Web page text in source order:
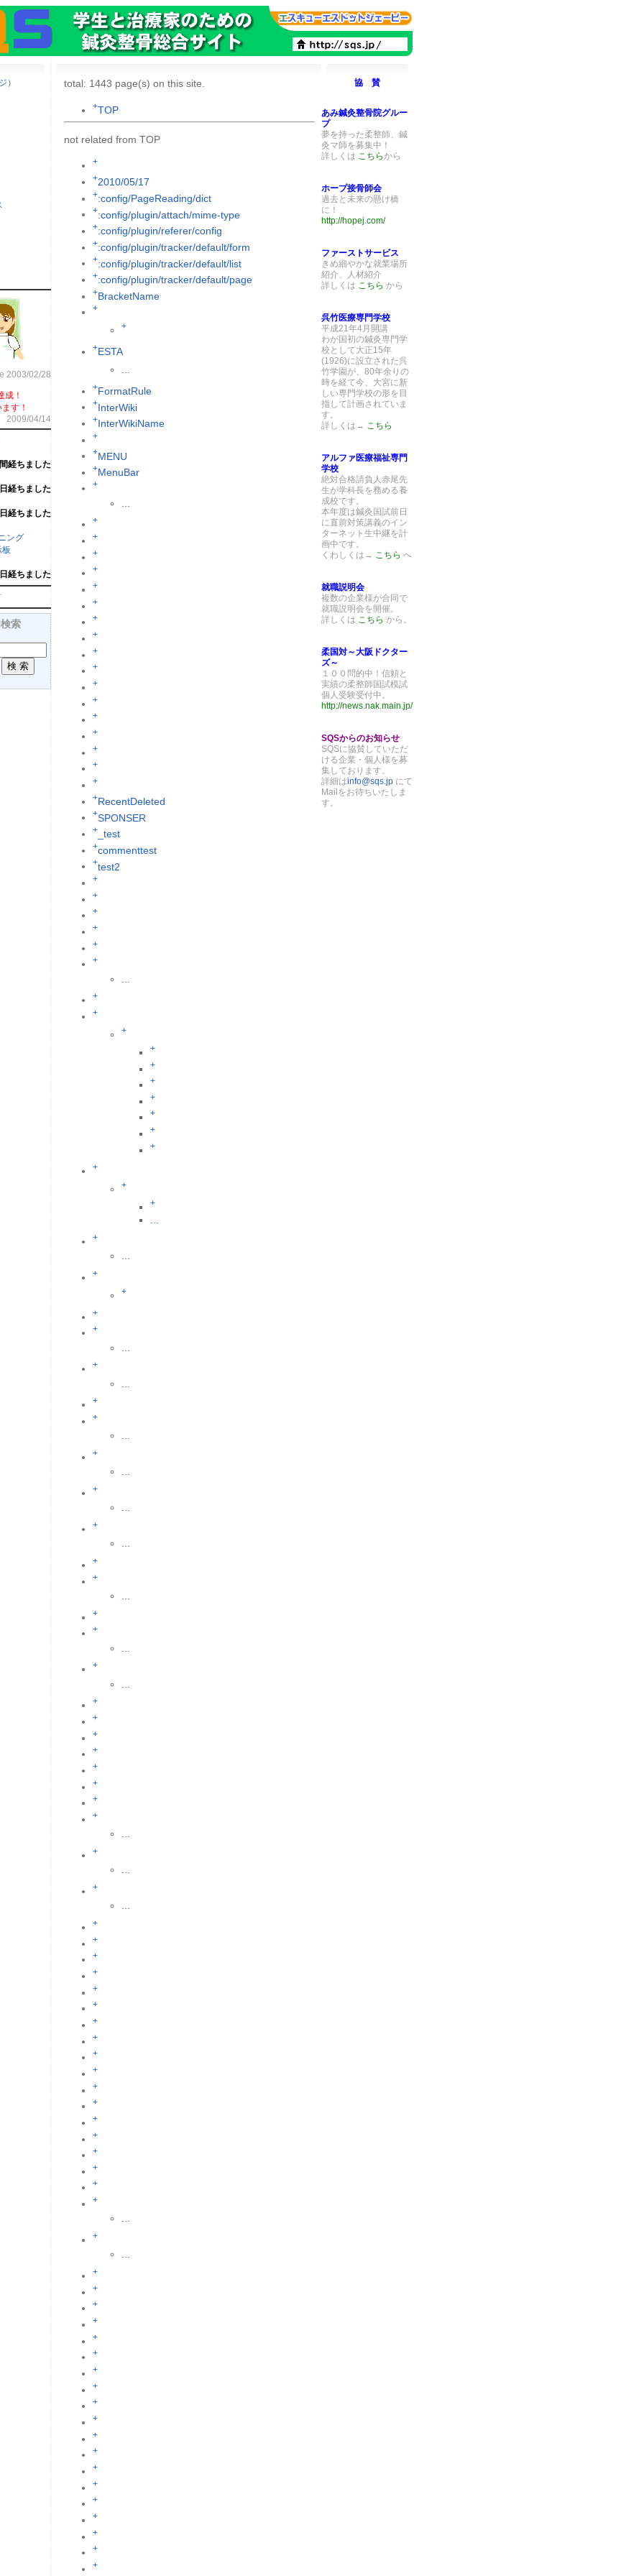
）
2003/02/28
成！
す！
2009/04/14
経ちました
経ちました
経ちました
ング
板
経ちました
索
total: 1443 page(s) on this site.
+TOP
not related from TOP
+
+2010/05/17
+:config/PageReading/dict
+:config/plugin/attach/mime-type
+:config/plugin/referer/config
+:config/plugin/tracker/default/form
+:config/plugin/tracker/default/list
+:config/plugin/tracker/default/page
+BracketName
+
+
+ESTA
+FormatRule
+InterWiki
+InterWikiName
+
+MENU
+MenuBar
+
+
+
+
+
+
+
+
+
+
+
+
+
+
+
+
+
+
+RecentDeleted
+SPONSER
+_test
+commenttest
+test2
+
+
+
+
+
+
+
+
+
+
+
+
+
+
+
+
+
+
+
...
+
...
+
+
+
+
+
+
+
...
+
...
+
...
+
...
+
+
+
+
+
+
+
+
+
+
+
+
+
...
+
...
+
...
+
+
+
+
+
+
+
+
+
+
+
+
+
+
+
+
+
+
...
+
...
+
+
+
+
+
+
+
+
+
+
+
+
+
+
+
+
+
+
+
協 賛
あみ鍼灸整骨院グルー
プ
夢を持った柔整師、鍼
灸マ師を募集中！
詳しくは こちらから
ホープ接骨師会
過去と未来の懸け橋
に！
http://hopej.com/
ファーストサービス
きめ細やかな就業場所
紹介、人材紹介
詳しくは こちら から
呉竹医療専門学校
平成21年4月開講
わが国初の鍼灸専門学
校として大正15年
(1926)に設立された呉
竹学園が、80年余りの
時を経て今、大宮に新
しい専門学校の形を目
指して計画されていま
す。
詳しくは→ こちら
アルファ医療福祉専門
学校
絶対合格請負人赤尾先
生が学科長を務める養
成校です。
本年度は鍼灸国試前日
に直前対策講義のイン
ターネット生中継を計
画中です。
くわしくは→ こちら へ
就職説明会
複数の企業様が合同で
就職説明会を開催。
詳しくは こちら から。
柔国対～大阪ドクター
ズ～
１００問的中！信頼と
実績の柔整師国試模試
個人受験受付中。
http://news.nak.main.jp/
SQSからのお知らせ
SQSに協賛していただ
ける企業・個人様を募
集しております。
詳細はinfo@sqs.jp にて
Mailをお待ちいたしま
す。